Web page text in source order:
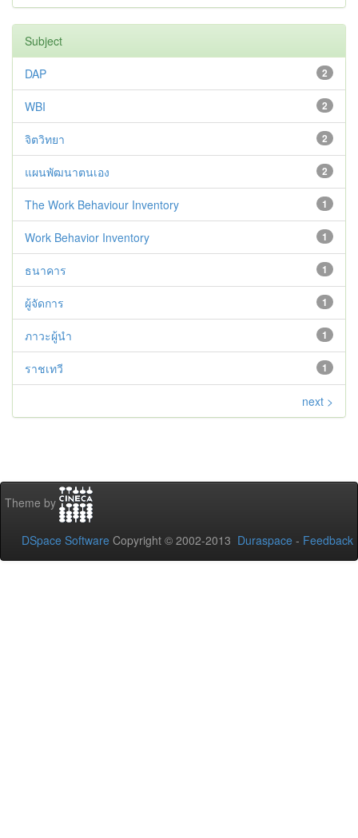
Subject
2
DAP
2
WBI
2
จิตวิทยา
2
แผนพัฒนาตนเอง
1
The Work Behaviour Inventory
1
Work Behavior Inventory
1
ธนาคาร
1
ผู้จัดการ
1
ภาวะผู้นำ
1
ราชเทวี
next >
Theme by
DSpace Software Copyright © 2002-2013 Duraspace - Feedback